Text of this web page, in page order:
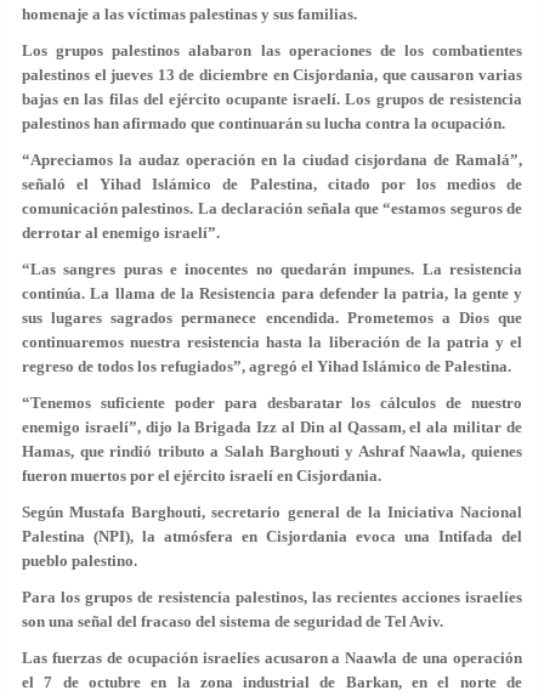
homenaje a las víctimas palestinas y sus familias.
Los grupos palestinos alabaron las operaciones de los combatientes
palestinos el jueves 13 de diciembre en Cisjordania, que causaron varias
bajas en las filas del ejército ocupante israelí. Los grupos de resistencia
palestinos han afirmado que continuarán su lucha contra la ocupación.
“Apreciamos la audaz operación en la ciudad cisjordana de Ramalá”,
señaló el Yihad Islámico de Palestina, citado por los medios de
comunicación palestinos. La declaración señala que “estamos seguros de
derrotar al enemigo israelí”.
“Las sangres puras e inocentes no quedarán impunes. La resistencia
continúa. La llama de la Resistencia para defender la patria, la gente y
sus lugares sagrados permanece encendida. Prometemos a Dios que
continuaremos nuestra resistencia hasta la liberación de la patria y el
regreso de todos los refugiados”, agregó el Yihad Islámico de Palestina.
“Tenemos suficiente poder para desbaratar los cálculos de nuestro
enemigo israelí”, dijo la Brigada Izz al Din al Qassam, el ala militar de
Hamas, que rindió tributo a Salah Barghouti y Ashraf Naawla, quienes
fueron muertos por el ejército israelí en Cisjordania.
Según Mustafa Barghouti, secretario general de la Iniciativa Nacional
Palestina (NPI), la atmósfera en Cisjordania evoca una Intifada del
pueblo palestino.
Para los grupos de resistencia palestinos, las recientes acciones israelíes
son una señal del fracaso del sistema de seguridad de Tel Aviv.
Las fuerzas de ocupación israelíes acusaron a Naawla de una operación
el 7 de octubre en la zona industrial de Barkan, en el norte de